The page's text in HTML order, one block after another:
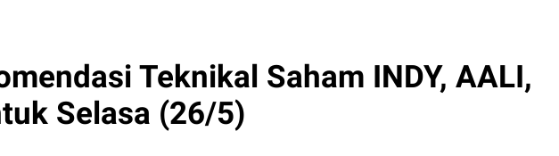
Teknikal Saham INDY, AALI,
Selasa (26/5)